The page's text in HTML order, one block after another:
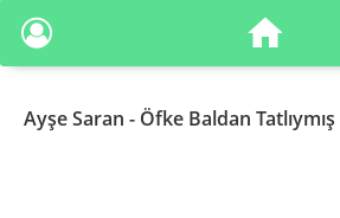
Ayşe Saran - Öfke Baldan